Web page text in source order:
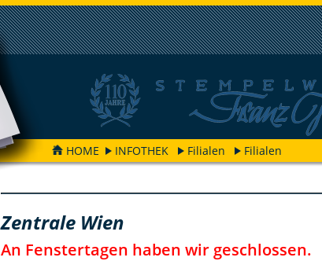
HOME INFOTHEK Filialen Filialen
Zentrale Wien
An Fenstertagen haben wir geschlossen.